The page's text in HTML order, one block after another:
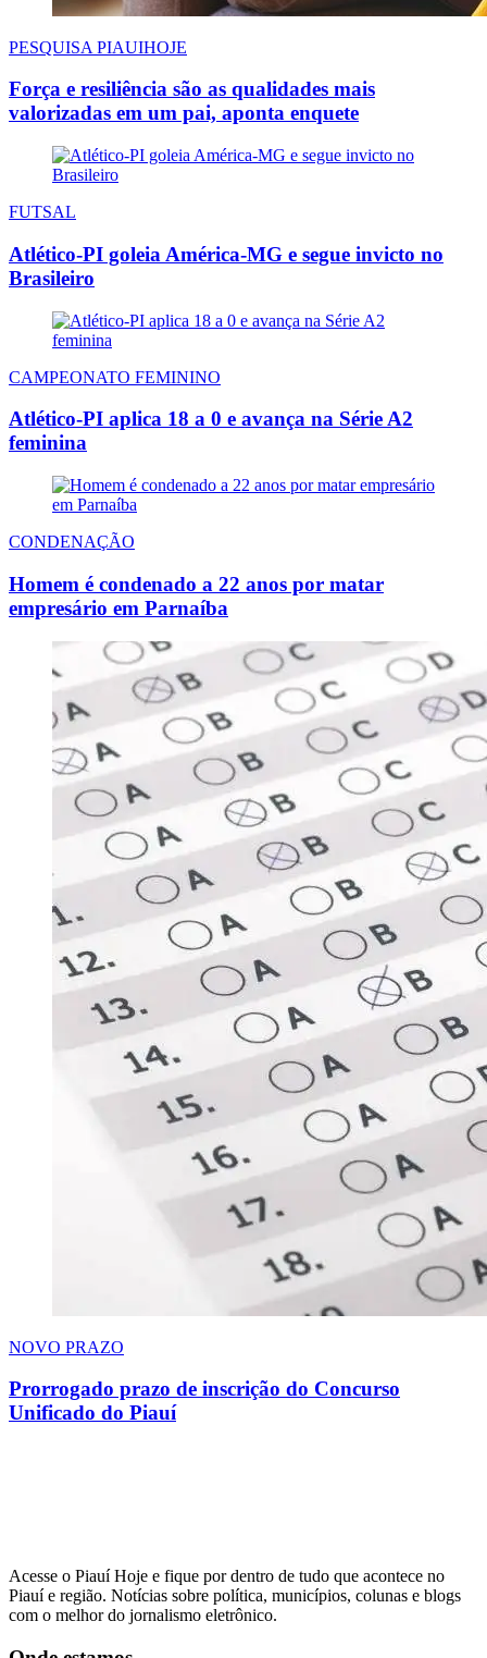
PESQUISA PIAUIHOJE
Força e resiliência são as qualidades mais
valorizadas em um pai, aponta enquete
FUTSAL
Atlético-PI goleia América-MG e segue invicto no
Brasileiro
CAMPEONATO FEMININO
Atlético-PI aplica 18 a 0 e avança na Série A2
feminina
CONDENAÇÃO
Homem é condenado a 22 anos por matar
empresário em Parnaíba
NOVO PRAZO
Prorrogado prazo de inscrição do Concurso
Unificado do Piauí
Acesse o Piauí Hoje e fique por dentro de tudo que acontece no
Piauí e região. Notícias sobre política, municípios, colunas e blogs
com o melhor do jornalismo eletrônico.